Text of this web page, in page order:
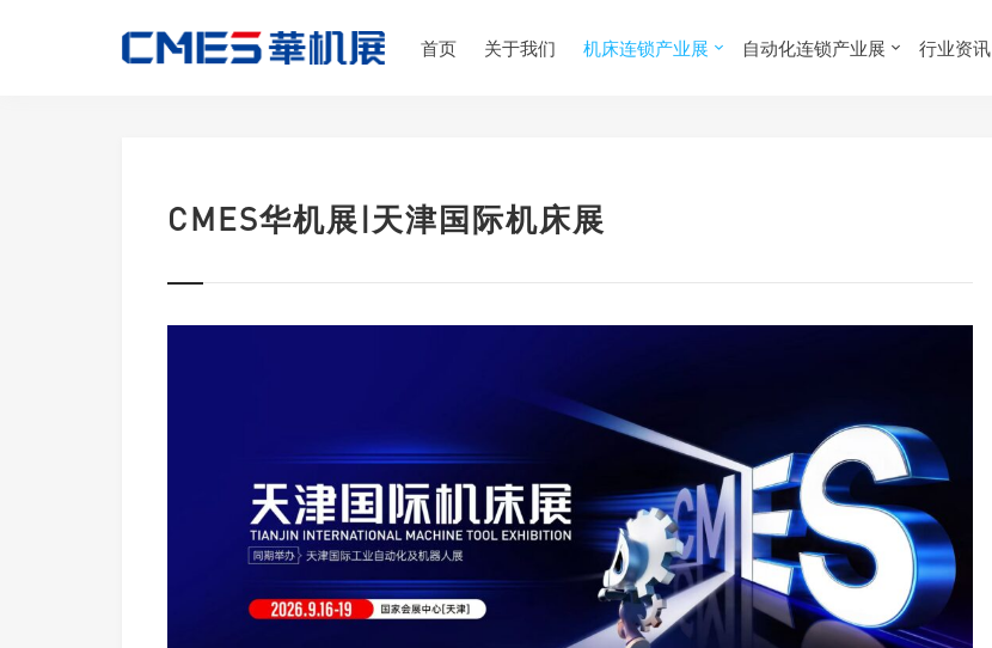
首页 关于我们 机床连锁产业展 自动化连锁产业展 行业资讯
CMES华机展|天津国际机床展